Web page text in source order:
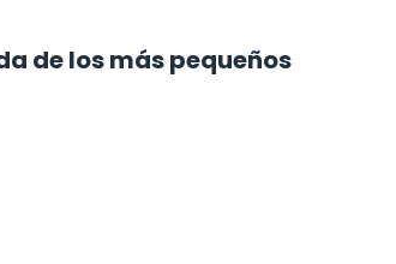
de los más pequeños